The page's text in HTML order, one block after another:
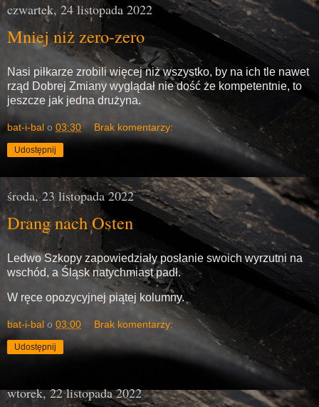
czwartek, 24 listopada 2022
Mniej niż zero-zero
Nasi piłkarze zrobili więcej niż wszystko, by na ich tle nawet
rząd Dobrej Zmiany wyglądał nie dość że kompetentnie, to
jeszcze jak jedna drużyna.
bat-i-bal o 03:30 Brak komentarzy:
Udostępnij
środa, 23 listopada 2022
Drang nach Osten
Ledwo Szkopy zapowiedziały posłanie swoich wyrzutni na
wschód, a Śląsk natychmiast padł.
W ręce opozycyjnej piątej kolumny.
bat-i-bal o 03:00 Brak komentarzy:
Udostępnij
wtorek, 22 listopada 2022